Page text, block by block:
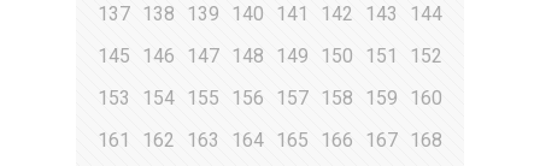
137 138 139 140 141 142 143
144
145
146 147 148 149 150 151
152
153
154 155 156 157 158 159
160
161
162 163 164 165 166 167 168